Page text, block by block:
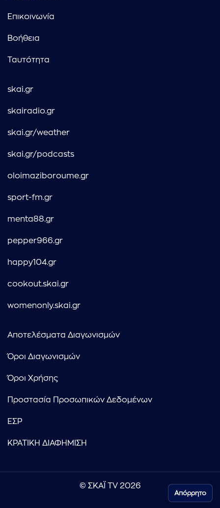
Επικοινωνία
Βοήθεια
Ταυτότητα
skai.gr
skairadio.gr
skai.gr/weather
skai.gr/podcasts
oloimaziboroume.gr
sport-fm.gr
menta88.gr
pepper966.gr
happy104.gr
cookout.skai.gr
womenonly.skai.gr
Αποτελέσματα Διαγωνισμών
Όροι Διαγωνισμών
Όροι Χρήσης
Προστασία Προσωπικών Δεδομένων
ΕΣΡ
ΚΡΑΤΙΚΗ ΔΙΑΦΗΜΙΣΗ
© ΣΚΑΪ TV 2026
Απόρρητο